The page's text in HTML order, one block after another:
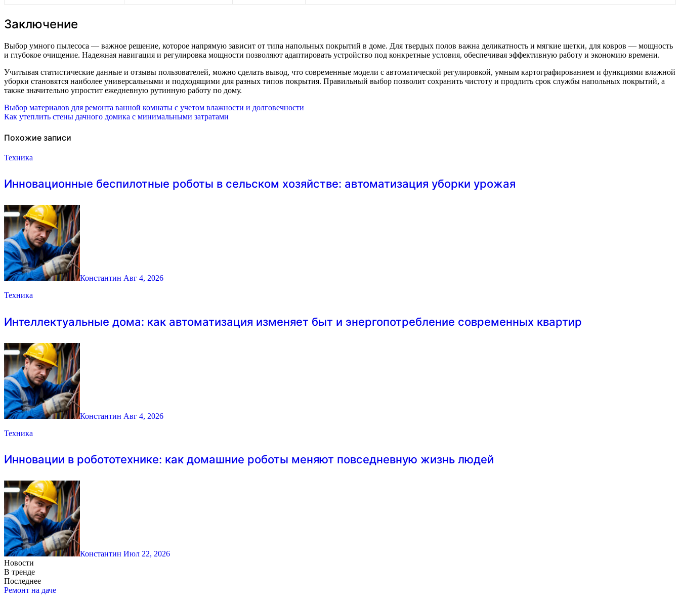
Заключение
Выбор умного пылесоса — важное решение, которое напрямую зависит от типа напольных покрытий в доме. Для твердых полов важна деликатность и мягкие щетки, для ковров — мощность
и глубокое очищение. Надежная навигация и регулировка мощности позволяют адаптировать устройство под конкретные условия, обеспечивая эффективную работу и экономию времени.
Учитывая статистические данные и отзывы пользователей, можно сделать вывод, что современные модели с автоматической регулировкой, умным картографированием и функциями влажной
уборки становятся наиболее универсальными и подходящими для разных типов покрытия. Правильный выбор позволит сохранить чистоту и продлить срок службы напольных покрытий, а
также значительно упростит ежедневную рутинную работу по дому.
Навигация
записям
Выбор материалов для ремонта ванной комнаты с учетом влажности и долговечности
Как утеплить стены дачного домика с минимальными затратами
Похожие записи
Техника
Инновационные беспилотные роботы в сельском хозяйстве: автоматизация уборки урожая
Константин Авг 4, 2026
Техника
Интеллектуальные дома: как автоматизация изменяет быт и энергопотребление современных квартир
Константин Авг 4, 2026
Техника
Инновации в робототехнике: как домашние роботы меняют повседневную жизнь людей
Константин Июл 22, 2026
Новости
В тренде
Последнее
Ремонт на даче